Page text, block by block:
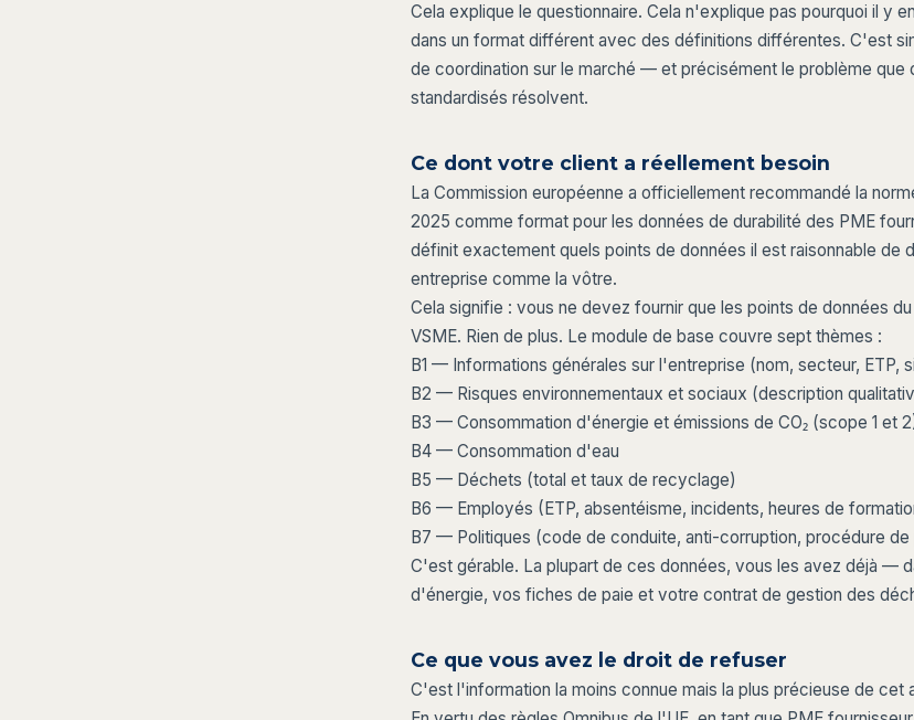
Cela explique le questionnaire. Cela n'explique pas pourquoi il y
dans un format différent avec des définitions différentes. C'est
de coordination sur le marché — et précisément le problème que
standardisés résolvent.
Ce dont votre client a réellement besoin
La Commission européenne a officiellement recommandé la
2025 comme format pour les données de durabilité des PME
définit exactement quels points de données il est raisonnable de
entreprise comme la vôtre.
Cela signifie : vous ne devez fournir que les points de données
VSME. Rien de plus. Le module de base couvre sept thèmes :
B1 — Informations générales sur l'entreprise (nom, secteur, ETP,
B2 — Risques environnementaux et sociaux (description
B3 — Consommation d'énergie et émissions de CO₂ (scope 1 et
B4 — Consommation d'eau
B5 — Déchets (total et taux de recyclage)
B6 — Employés (ETP, absentéisme, incidents, heures de
B7 — Politiques (code de conduite, anti-corruption, procédure de
C'est gérable. La plupart de ces données, vous les avez déjà —
d'énergie, vos fiches de paie et votre contrat de gestion des
Ce que vous avez le droit de refuser
C'est l'information la moins connue mais la plus précieuse de cet